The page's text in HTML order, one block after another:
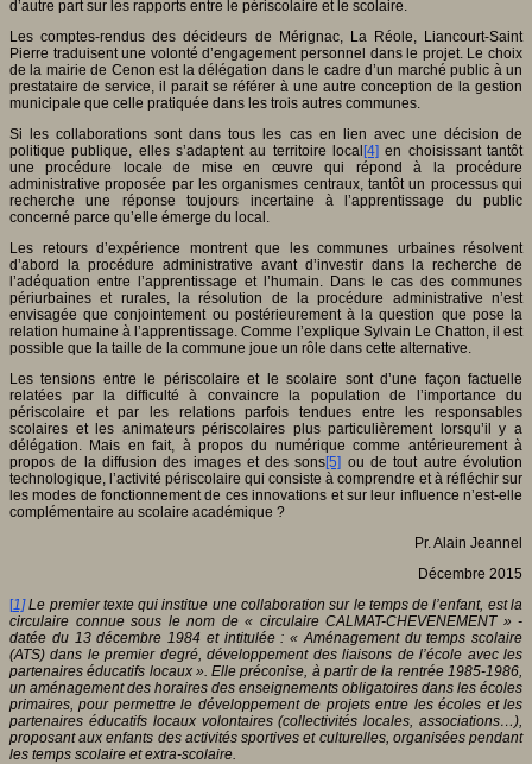
d’autre part sur les rapports entre le périscolaire et le scolaire.
Les comptes-rendus des décideurs de Mérignac, La Réole, Liancourt-Saint
Pierre traduisent une volonté d’engagement personnel dans le projet. Le choix
de la mairie de Cenon est la délégation dans le cadre d’un marché public à un
prestataire de service, il parait se référer à une autre conception de la gestion
municipale que celle pratiquée dans les trois autres communes.
Si les collaborations sont dans tous les cas en lien avec une décision de
politique publique, elles s’adaptent au territoire local[4] en choisissant tantôt
une procédure locale de mise en œuvre qui répond à la procédure
administrative proposée par les organismes centraux, tantôt un processus qui
recherche une réponse toujours incertaine à l’apprentissage du public
concerné parce qu’elle émerge du local.
Les retours d’expérience montrent que les communes urbaines résolvent
d’abord la procédure administrative avant d’investir dans la recherche de
l’adéquation entre l’apprentissage et l’humain. Dans le cas des communes
périurbaines et rurales, la résolution de la procédure administrative n’est
envisagée que conjointement ou postérieurement à la question que pose la
relation humaine à l’apprentissage. Comme l’explique Sylvain Le Chatton, il est
possible que la taille de la commune joue un rôle dans cette alternative.
Les tensions entre le périscolaire et le scolaire sont d’une façon factuelle
relatées par la difficulté à convaincre la population de l’importance du
périscolaire et par les relations parfois tendues entre les responsables
scolaires et les animateurs périscolaires plus particulièrement lorsqu’il y a
délégation. Mais en fait, à propos du numérique comme antérieurement à
propos de la diffusion des images et des sons[5] ou de tout autre évolution
technologique, l’activité périscolaire qui consiste à comprendre et à réfléchir sur
les modes de fonctionnement de ces innovations et sur leur influence n’est-elle
complémentaire au scolaire académique ?
Pr. Alain Jeannel
Décembre 2015
[1]Le premier texte qui institue une collaboration sur le temps de l’enfant, est la
circulaire connue sous le nom de « circulaire CALMAT-CHEVENEMENT » -
datée du 13 décembre 1984 et intitulée : « Aménagement du temps scolaire
(ATS) dans le premier degré, développement des liaisons de l’école avec les
partenaires éducatifs locaux ». Elle préconise, à partir de la rentrée 1985-1986,
un aménagement des horaires des enseignements obligatoires dans les écoles
primaires, pour permettre le développement de projets entre les écoles et les
partenaires éducatifs locaux volontaires (collectivités locales, associations…),
proposant aux enfants des activités sportives et culturelles, organisées pendant
les temps scolaire et extra-scolaire.